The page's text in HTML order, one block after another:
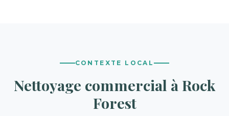
CONTEXTE LOCAL
Nettoyage commercial à Rock
Forest